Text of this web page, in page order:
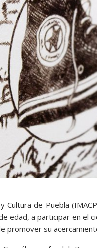
Cultura de Puebla
edad, a participar en el
promover su